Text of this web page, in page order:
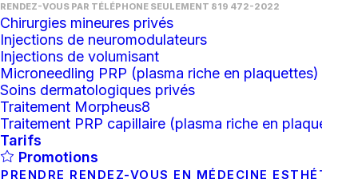
RENDEZ-VOUS PAR TÉLÉPHONE SEULEMENT 819 472-2022
Chirurgies mineures privés
Injections de neuromodulateurs
Injections de volumisant
Microneedling PRP (plasma riche en plaquettes)
Soins dermatologiques privés
Traitement Morpheus8
Traitement PRP capillaire (plasma riche en plaquettes)
Tarifs
Promotions
PRENDRE RENDEZ-VOUS EN MÉDECINE